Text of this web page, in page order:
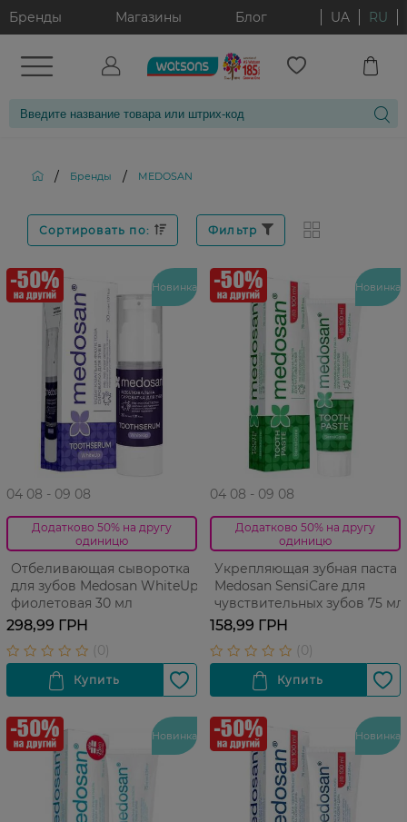
Бренды Магазины Блог UA RU
/ Бренды / MEDOSAN
Сортировать по: Фильтр
Новинка
04 08 - 09 08
Додатково 50% на другу
одиницю
Отбеливающая сыворотка
для зубов Medosan WhiteUp
фиолетовая 30 мл
298,99 ГРН
Новинка
04 08 - 09 08
Додатково 50% на другу
одиницю
Укрепляющая зубная паста
Medosan SensiCare для
чувствительных зубов 75 мл
158,99 ГРН
Новинка Новинка